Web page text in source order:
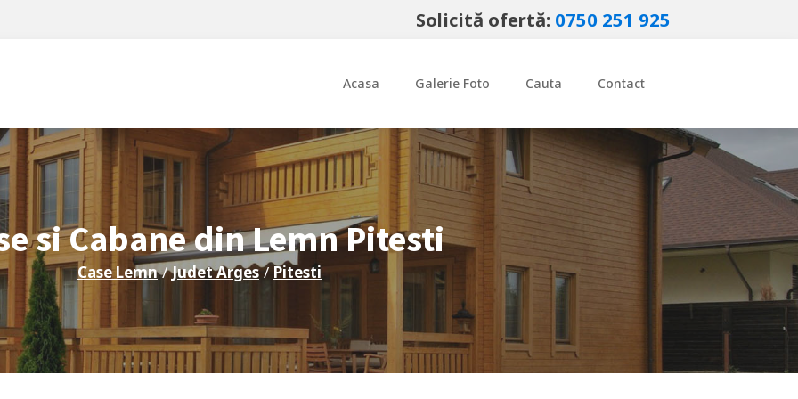
Solicită ofertă: 0750 251 925
Acasa Galerie Foto Cauta Contact
si Cabane din LemnPitesti
Case Lemn / JudetArges / Pitesti